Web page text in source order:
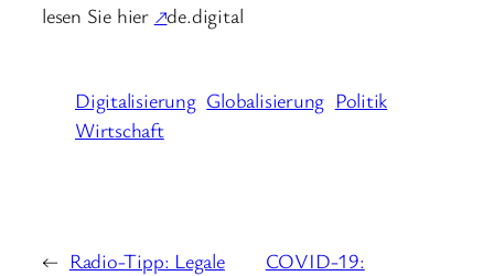
lesen Sie hier ↗de.digital
Digitalisierung Globalisierung Politik
Wirtschaft
← Radio-Tipp: Legale
COVID-19: